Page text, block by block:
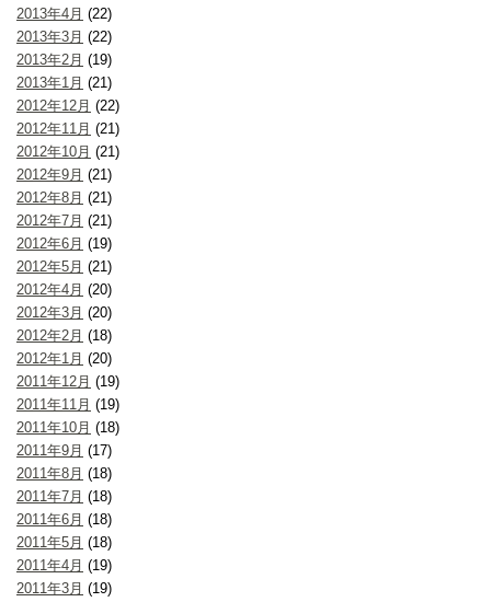
2013年4月 (22)
2013年3月 (22)
2013年2月 (19)
2013年1月 (21)
2012年12月 (22)
2012年11月 (21)
2012年10月 (21)
2012年9月 (21)
2012年8月 (21)
2012年7月 (21)
2012年6月 (19)
2012年5月 (21)
2012年4月 (20)
2012年3月 (20)
2012年2月 (18)
2012年1月 (20)
2011年12月 (19)
2011年11月 (19)
2011年10月 (18)
2011年9月 (17)
2011年8月 (18)
2011年7月 (18)
2011年6月 (18)
2011年5月 (18)
2011年4月 (19)
2011年3月 (19)